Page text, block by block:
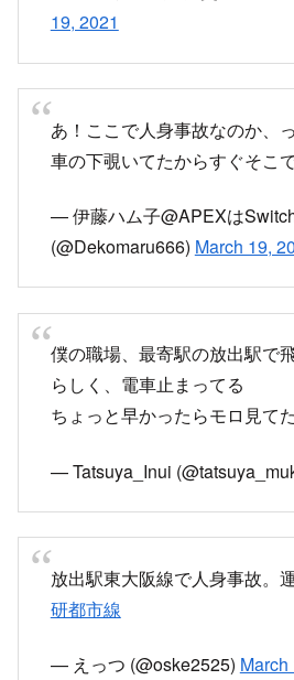
振替輸送は調整中とのこと
pic.twitter.com/c7hHXfySiM
— RYO (@y_ryo728)March
放出で人身事故はキツいな
pic.twitter.com/5yADEClCi0
— アヤだま (@ayadama_62)
【おおさか東線 運転再開見込
の影響で、新大阪～久宝寺の
わせています。現場状況によ
に前後する場合があります。
★振替輸送利用可能★
pic.twitter.com/Lz3ISv1ZHC
— とれいんふぉ 関西エリア 非